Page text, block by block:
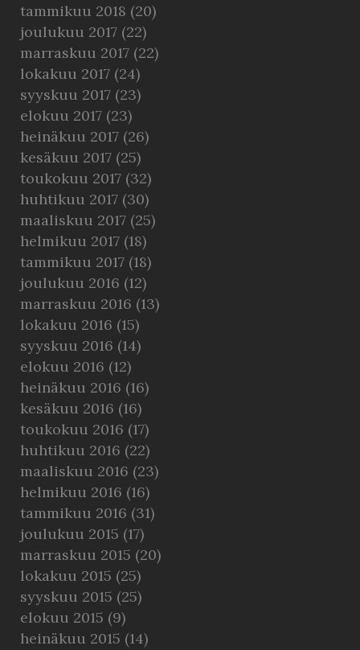
tammikuu 2018 (20)
joulukuu 2017 (22)
marraskuu 2017 (22)
lokakuu 2017 (24)
syyskuu 2017 (23)
elokuu 2017 (23)
heinäkuu 2017 (26)
kesäkuu 2017 (25)
toukokuu 2017 (32)
huhtikuu 2017 (30)
maaliskuu 2017 (25)
helmikuu 2017 (18)
tammikuu 2017 (18)
joulukuu 2016 (12)
marraskuu 2016 (13)
lokakuu 2016 (15)
syyskuu 2016 (14)
elokuu 2016 (12)
heinäkuu 2016 (16)
kesäkuu 2016 (16)
toukokuu 2016 (17)
huhtikuu 2016 (22)
maaliskuu 2016 (23)
helmikuu 2016 (16)
tammikuu 2016 (31)
joulukuu 2015 (17)
marraskuu 2015 (20)
lokakuu 2015 (25)
syyskuu 2015 (25)
elokuu 2015 (9)
heinäkuu 2015 (14)